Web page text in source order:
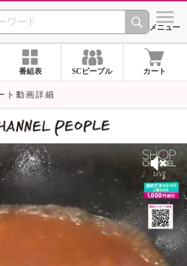
CHANNEL シメニュー
番組表 SCピープル カート
ト動画詳細